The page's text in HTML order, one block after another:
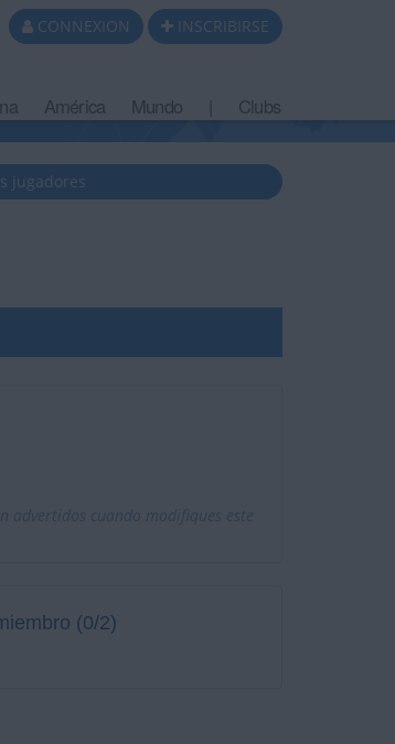
CONNEXION INSCRIBIRSE
América Mundo Clubs
jugadores
advertidos cuando modifiques este
(0/2)